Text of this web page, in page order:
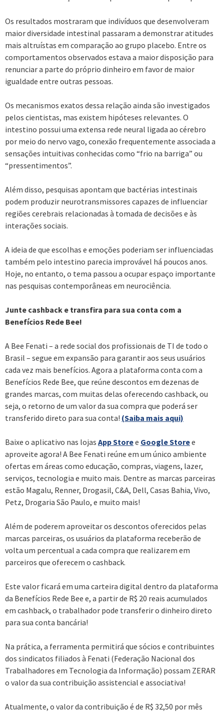
Os resultados mostraram que indivíduos que desenvolveram
maior diversidade intestinal passaram a demonstrar atitudes
mais altruístas em comparação ao grupo placebo. Entre os
comportamentos observados estava a maior disposição para
renunciar a parte do próprio dinheiro em favor de maior
igualdade entre outras pessoas.
Os mecanismos exatos dessa relação ainda são investigados
pelos cientistas, mas existem hipóteses relevantes. O
intestino possui uma extensa rede neural ligada ao cérebro
por meio do nervo vago, conexão frequentemente associada a
sensações intuitivas conhecidas como “frio na barriga” ou
“pressentimentos”.
Além disso, pesquisas apontam que bactérias intestinais
podem produzir neurotransmissores capazes de influenciar
regiões cerebrais relacionadas à tomada de decisões e às
interações sociais.
A ideia de que escolhas e emoções poderiam ser influenciadas
também pelo intestino parecia improvável há poucos anos.
Hoje, no entanto, o tema passou a ocupar espaço importante
nas pesquisas contemporâneas em neurociência.
Junte cashback e transfira para sua conta com a
Benefícios Rede Bee!
A Bee Fenati – a rede social dos profissionais de TI de todo o
Brasil – segue em expansão para garantir aos seus usuários
cada vez mais benefícios. Agora a plataforma conta com a
Benefícios Rede Bee, que reúne descontos em dezenas de
grandes marcas, com muitas delas oferecendo cashback, ou
seja, o retorno de um valor da sua compra que poderá ser
transferido direto para sua conta! (Saiba mais aqui)
Baixe o aplicativo nas lojas App Storee Google Storee
aproveite agora! A Bee Fenati reúne em um único ambiente
ofertas em áreas como educação, compras, viagens, lazer,
serviços, tecnologia e muito mais. Dentre as marcas parceiras
estão Magalu, Renner, Drogasil, C&A, Dell, Casas Bahia, Vivo,
Petz, Drogaria São Paulo, e muito mais!
Além de poderem aproveitar os descontos oferecidos pelas
marcas parceiras, os usuários da plataforma receberão de
volta um percentual a cada compra que realizarem em
parceiros que oferecem o cashback.
Este valor ficará em uma carteira digital dentro da plataforma
da Benefícios Rede Bee e, a partir de R$ 20 reais acumulados
em cashback, o trabalhador pode transferir o dinheiro direto
para sua conta bancária!
Na prática, a ferramenta permitirá que sócios e contribuintes
dos sindicatos filiados à Fenati (Federação Nacional dos
Trabalhadores em Tecnologia da Informação) possam ZERAR
o valor da sua contribuição assistencial e associativa!
Atualmente, o valor da contribuição é de R$ 32,50 por mês